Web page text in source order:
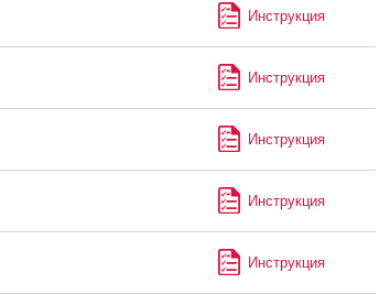
Инструкция
Инструкция
Инструкция
Инструкция
Инструкция